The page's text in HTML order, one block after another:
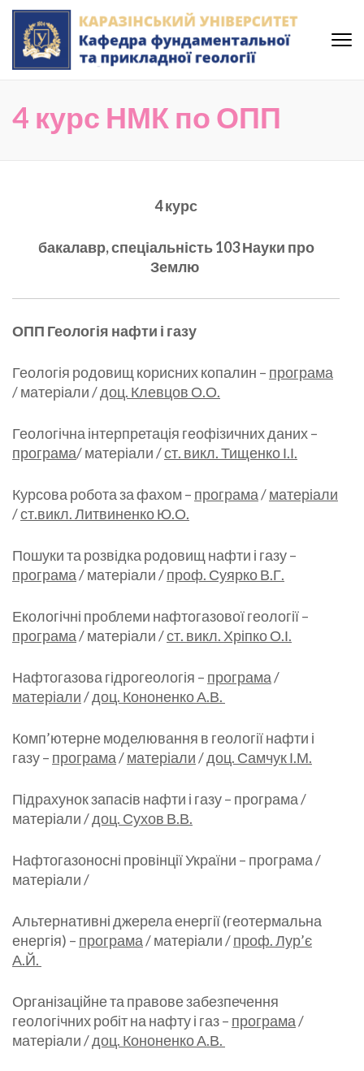
Skip
content
(Press
Кафедра фундаментальної
та прикладної геології
Каразінського Університету
4 курс НМК по ОПП
4 курс
бакалавр, спеціальність 103 Науки про
Землю
ОПП Геологія нафти і газу
Геологія родовищ корисних копалин – програма
/ матеріали /доц. Клевцов О.О.
Геологічна інтерпретація геофізичних даних –
програма/ матеріали /ст. викл. Тищенко І.І.
Курсова робота за фахом – програма/матеріали
/ст.викл. Литвиненко Ю.О.
Пошуки та розвідка родовищ нафти і газу –
програма/ матеріали /проф. Суярко В.Г.
Екологічні проблеми нафтогазової геології –
програма/ матеріали /ст. викл. Хріпко О.І.
Нафтогазова гідрогеологія – програма/
матеріали/доц. Кононенко А.В.
Комп’ютерне моделювання в геології нафти і
газу – програма/матеріали/доц. Самчук І.М.
Підрахунок запасів нафти і газу – програма /
матеріали /доц. Сухов В.В.
Нафтогазоносні провінції України – програма /
матеріали /
Альтернативні джерела енергії (геотермальна
енергія) – програма/ матеріали /проф. Лур’є
А.Й.
Організаційне та правове забезпечення
геологічних робіт на нафту і газ – програма/
матеріали /доц. Кононенко А.В.